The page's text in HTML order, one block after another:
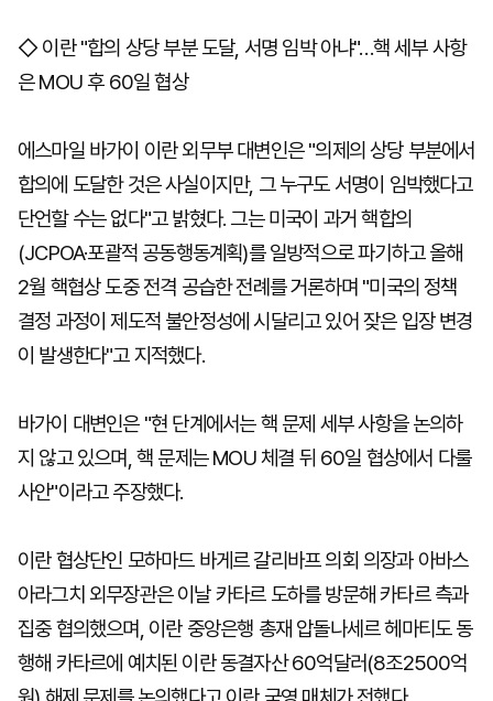
◇ 이란 "합의 상당 부분 도달, 서명 임박 아냐"…핵 세부 사항
은 MOU 후 60일 협상
에스마일 바가이 이란 외무부 대변인은 "의제의 상당 부분에서
합의에 도달한 것은 사실이지만, 그 누구도 서명이 임박했다고
단언할 수는 없다"고 밝혔다. 그는 미국이 과거 핵합의
(JCPOA·포괄적 공동행동계획)를 일방적으로 파기하고 올해
2월 핵협상 도중 전격 공습한 전례를 거론하며 "미국의 정책
결정 과정이 제도적 불안정성에 시달리고 있어 잦은 입장 변경
이 발생한다"고 지적했다.
바가이 대변인은 "현 단계에서는 핵 문제 세부 사항을 논의하
지 않고 있으며, 핵 문제는 MOU 체결 뒤 60일 협상에서 다룰
사안"이라고 주장했다.
이란 협상단인 모하마드 바게르 갈리바프 의회 의장과 아바스
아라그치 외무장관은 이날 카타르 도하를 방문해 카타르 측과
집중 협의했으며, 이란 중앙은행 총재 압돌나세르 헤마티도 동
행해 카타르에 예치된 이란 동결자산 60억달러(8조2500억